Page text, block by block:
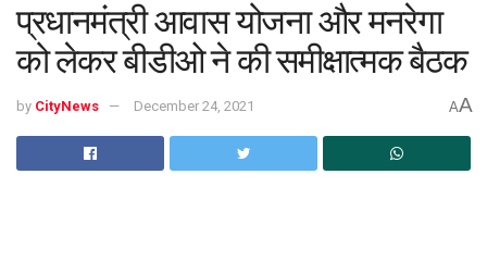
प्रधानमंत्री आवास योजना और मनरेगा
को लेकर बीडीओ ने की समीक्षात्मक बैठक
by CityNews December 24, 2021 AA